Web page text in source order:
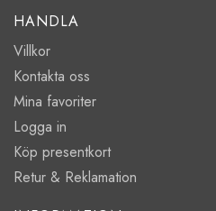
HANDLA
Villkor
Kontakta oss
Mina favoriter
Logga in
Köp presentkort
Retur & Reklamation